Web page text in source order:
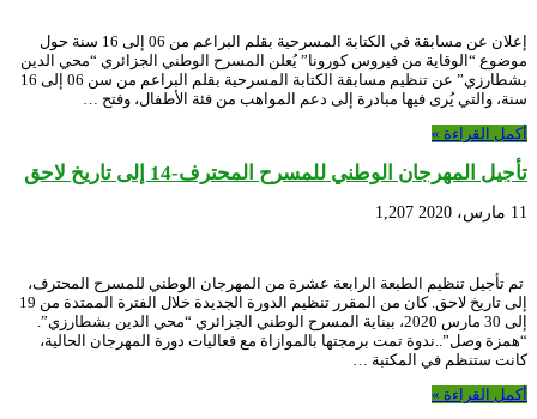
إعلان عن مسابقة في الكتابة المسرحية بقلم البراعم من 06 إلى 16 سنة حول
موضوع “الوقاية من فيروس كورونا” يُعلن المسرح الوطني الجزائري “محي الدين
بشطارزي” عن تنظيم مسابقة الكتابة المسرحية بقلم البراعم من سن 06 إلى 16
سنة، والتي يُرى فيها مبادرة إلى دعم المواهب من فئة الأطفال، وفتح …
أكمل القراءة »
تأجيل المهرجان الوطني للمسرح المحترف-14 إلى تاريخ لاحق
11 مارس، 2020 1,207
تم تأجيل تنظيم الطبعة الرابعة عشرة من المهرجان الوطني للمسرح المحترف،
إلى تاريخ لاحق. كان من المقرر تنظيم الدورة الجديدة خلال الفترة الممتدة من 19
إلى 30 مارس 2020، ببناية المسرح الوطني الجزائري “محي الدين بشطارزي”.
“همزة وصل”..ندوة تمت برمجتها بالموازاة مع فعاليات دورة المهرجان الحالية،
كانت ستنظم في المكتبة …
أكمل القراءة »